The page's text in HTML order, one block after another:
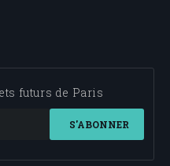
futurs de Paris
S'ABONNER